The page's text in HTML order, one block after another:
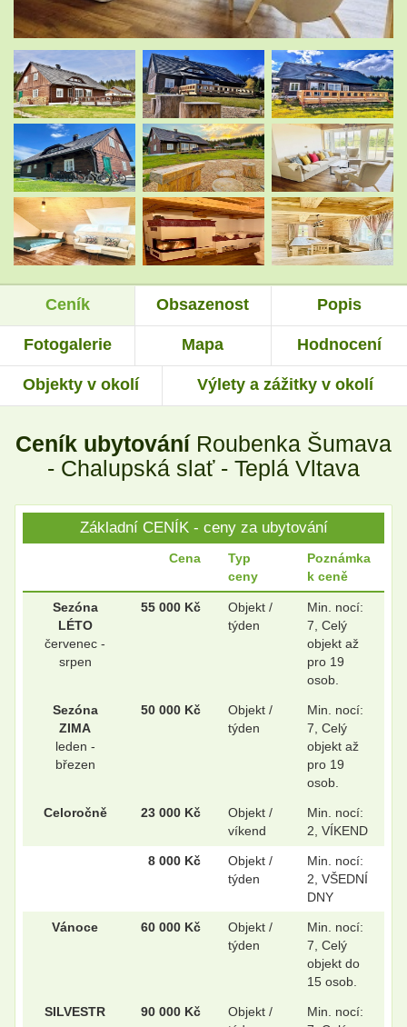
Ceník Obsazenost Popis
Fotogalerie Mapa Hodnocení
Objekty v okolí Výlety a zážitky v okolí
Ceník ubytování Roubenka Šumava
- Chalupská slať - Teplá Vltava
Základní CENÍK - ceny za ubytování
Cena
Typ
ceny
Poznámka
k ceně
Sezóna
LÉTO
červenec -
srpen
55 000 Kč
Objekt /
týden
Min. nocí:
7, Celý
objekt až
pro 19
osob.
Sezóna
ZIMA
leden -
březen
50 000 Kč
Objekt /
týden
Min. nocí:
7, Celý
objekt až
pro 19
osob.
Celoročně 23 000 Kč
Objekt /
víkend
Min. nocí:
2, VÍKEND
8 000 Kč
Objekt /
týden
Min. nocí:
2, VŠEDNÍ
DNY
Vánoce 60 000 Kč
Objekt /
týden
Min. nocí:
7, Celý
objekt do
15 osob.
SILVESTR 90 000 Kč
Objekt /
Min. nocí: